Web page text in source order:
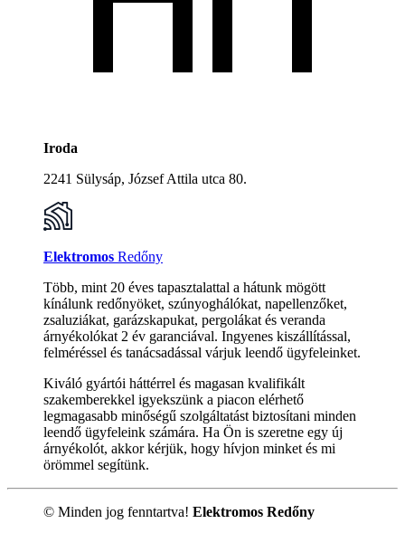
Iroda
2241 Sülysáp, József Attila utca 80.
Elektromos Redőny
Több, mint 20 éves tapasztalattal a hátunk mögött
kínálunk redőnyöket, szúnyoghálókat, napellenzőket,
zsaluziákat, garázskapukat, pergolákat és veranda
árnyékolókat 2 év garanciával. Ingyenes kiszállítással,
felméréssel és tanácsadással várjuk leendő ügyfeleinket.
Kiváló gyártói háttérrel és magasan kvalifikált
szakemberekkel igyekszünk a piacon elérhető
legmagasabb minőségű szolgáltatást biztosítani minden
leendő ügyfeleink számára. Ha Ön is szeretne egy új
árnyékolót, akkor kérjük, hogy hívjon minket és mi
örömmel segítünk.
© Minden jog fenntartva! Elektromos Redőny